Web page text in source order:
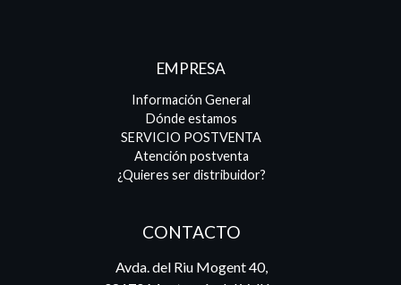
EMPRESA
Información General
Dónde estamos
SERVICIO POSTVENTA
Atención postventa
¿Quieres ser distribuidor?
CONTACTO
Avda. del Riu Mogent 40,